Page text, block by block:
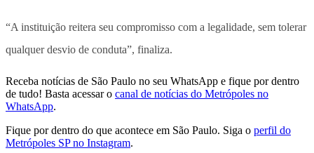
“A instituição reitera seu compromisso com a legalidade, sem tolerar
qualquer desvio de conduta”, finaliza.
Receba notícias de São Paulo no seu WhatsApp e fique por dentro
de tudo! Basta acessar o canal de notícias do Metrópoles no
WhatsApp.
Fique por dentro do que acontece em São Paulo. Siga o perfil do
Metrópoles SP no Instagram.